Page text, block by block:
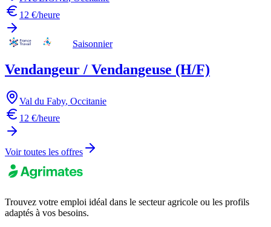
12 €/heure
Saisonnier
Vendangeur / Vendangeuse (H/F)
Val du Faby, Occitanie
12 €/heure
Voir toutes les offres
Trouvez votre emploi idéal dans le secteur agricole ou les profils
adaptés à vos besoins.